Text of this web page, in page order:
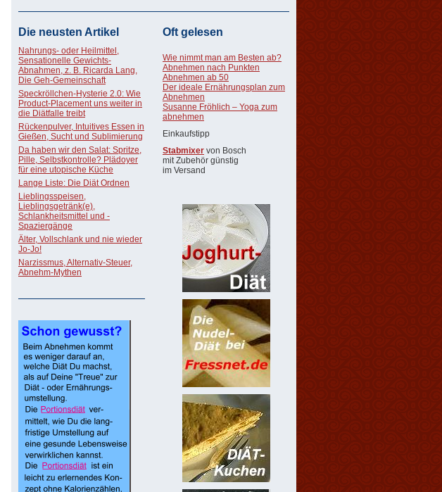
Die neusten Artikel
Nahrungs- oder Heilmittel,
Sensationelle Gewichts-
Abnahmen, z. B. Ricarda Lang,
Die Geh-Gemeinschaft
Speckröllchen-Hysterie 2.0: Wie
Product-Placement uns weiter in
die Diätfalle treibt
Rückenpulver, Intuitives Essen in
Gießen, Sucht und Sublimierung
Da haben wir den Salat: Spritze,
Pille, Selbstkontrolle? Plädoyer
für eine utopische Küche
Lange Liste: Die Diät Ordnen
Lieblingsspeisen,
Lieblingsgetränk(e),
Schlankheitsmittel und -
Spaziergänge
Älter, Vollschlank und nie wieder
Jo-Jo!
Narzissmus, Alternativ-Steuer,
Abnehm-Mythen
Oft gelesen
Wie nimmt man am Besten ab?
Abnehmen nach Punkten
Abnehmen ab 50
Der ideale Ernährungsplan zum
Abnehmen
Susanne Fröhlich – Yoga zum
abnehmen
Einkaufstipp
Stabmixer von Bosch
mit Zubehör günstig
im Versand